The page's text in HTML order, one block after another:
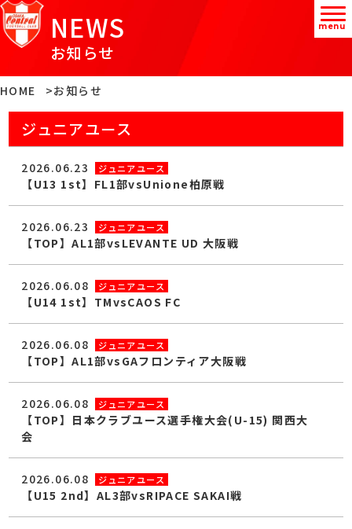
NEWS
お知らせ
HOME お知らせ
ジュニアユース
2026.06.23 ジュニアユース
【U13 1st】FL1部vsUnione柏原戦
2026.06.23 ジュニアユース
【TOP】AL1部vsLEVANTE UD 大阪戦
2026.06.08 ジュニアユース
【U14 1st】TMvsCAOS FC
2026.06.08 ジュニアユース
【TOP】AL1部vsGAフロンティア大阪戦
2026.06.08 ジュニアユース
【TOP】日本クラブユース選手権大会(U-15) 関西大
会
2026.06.08 ジュニアユース
【U15 2nd】AL3部vsRIPACE SAKAI戦
menu